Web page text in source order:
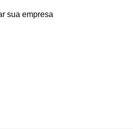
sua empresa